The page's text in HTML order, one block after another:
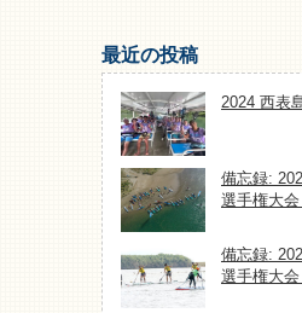
最近の投稿
2024 西表
備忘録:
選手権大
備忘録:
選手権大